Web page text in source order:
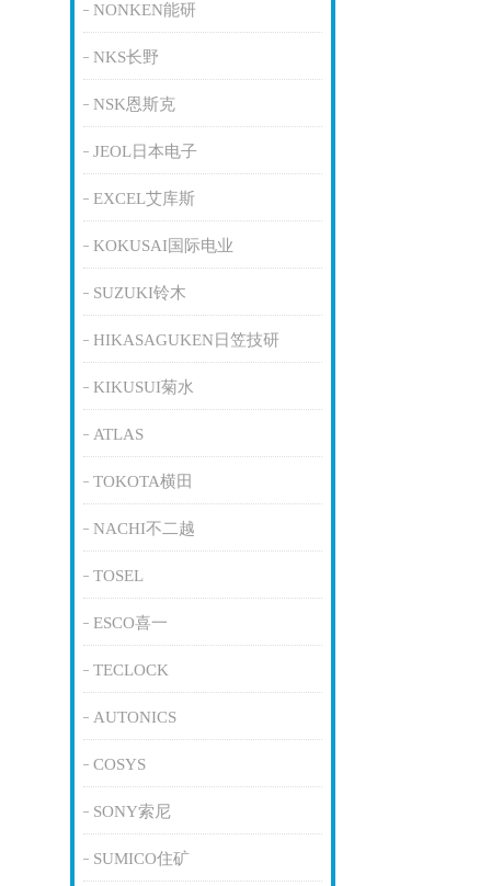
NONKEN能研
NKS长野
NSK恩斯克
JEOL日本电子
EXCEL艾库斯
KOKUSAI国际电业
SUZUKI铃木
HIKASAGUKEN日笠技研
KIKUSUI菊水
ATLAS
TOKOTA横田
NACHI不二越
TOSEL
ESCO喜一
TECLOCK
AUTONICS
COSYS
SONY索尼
SUMICO住矿